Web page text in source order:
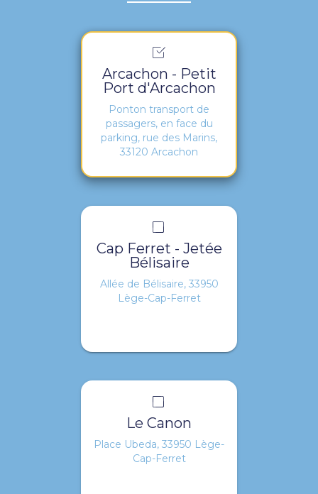
Arcachon - Petit
Port d'Arcachon
Ponton transport de
passagers, en face du
parking, rue des Marins,
33120 Arcachon
Cap Ferret - Jetée
Bélisaire
Allée de Bélisaire, 33950
Lège-Cap-Ferret
Le Canon
Place Ubeda, 33950 Lège-
Cap-Ferret